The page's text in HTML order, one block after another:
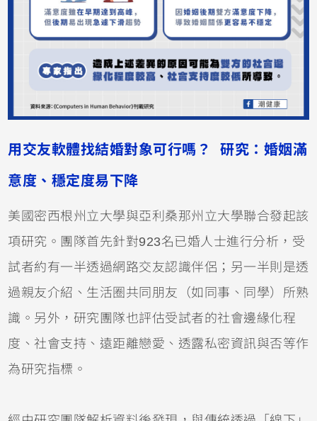
用交友軟體找結婚對象可行嗎？ 研究：婚姻滿
意度、穩定度易下降
美國密西根州立大學與亞利桑那州立大學聯合發起該
項研究。團隊首先針對923名已婚人士進行分析，受
試者約有一半透過網路交友認識伴侶；另一半則是透
過親友介紹、生活圈共同朋友（如同事、同學）所熟
識。另外，研究團隊也評估受試者的社會邊緣化程
度、社會支持、遠距離戀愛、透露私密資訊與否等作
為研究指標。